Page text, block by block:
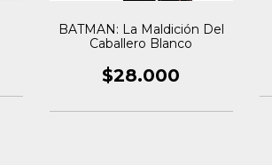
BATMAN: La Maldición Del
Caballero Blanco
$28.000